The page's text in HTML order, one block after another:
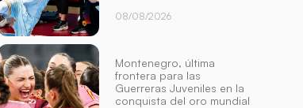
08/08/2026
Montenegro, última
frontera para las
Guerreras Juveniles en la
conquista del oro mundial